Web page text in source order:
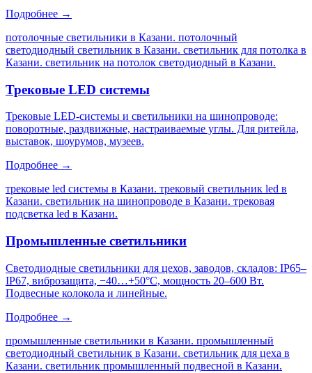
Подробнее →
потолочные светильники в Казани. потолочный
светодиодный светильник в Казани. светильник для потолка в
Казани. светильник на потолок светодиодный в Казани.
Трековые LED системы
Трековые LED-системы и светильники на шинопроводе:
поворотные, раздвижные, настраиваемые углы. Для ритейла,
выставок, шоурумов, музеев.
Подробнее →
трековые led системы в Казани. трековый светильник led в
Казани. светильник на шинопроводе в Казани. трековая
подсветка led в Казани.
Промышленные светильники
Светодиодные светильники для цехов, заводов, складов: IP65–
IP67, виброзащита, −40…+50°C, мощность 20–600 Вт.
Подвесные колокола и линейные.
Подробнее →
промышленные светильники в Казани. промышленный
светодиодный светильник в Казани. светильник для цеха в
Казани. светильник промышленный подвесной в Казани.